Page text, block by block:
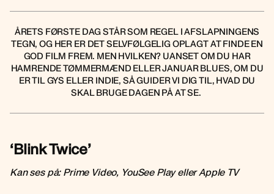
ÅRETS FØRSTE DAG STÅR SOM REGEL I AFSLAPNINGENS
TEGN, OG HER ER DET SELVFØLGELIG OPLAGT AT FINDE EN
GOD FILM FREM. MEN HVILKEN? UANSET OM DU HAR
HAMRENDE TØMMERMÆND ELLER JANUAR BLUES, OM DU
ER TIL GYS ELLER INDIE, SÅ GUIDER VI DIG TIL, HVAD DU
SKAL BRUGE DAGEN PÅ AT SE.
‘Blink Twice’
Kan ses på: Prime Video, YouSee Play eller Apple TV